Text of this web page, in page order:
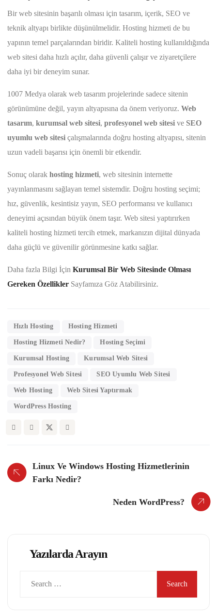
Bir web sitesinin başarılı olması için tasarım, içerik, SEO ve
teknik altyapı birlikte düşünülmelidir. Hosting hizmeti de bu
yapının temel parçalarından biridir. Kaliteli hosting kullanıldığında
web sitesi daha hızlı açılır, daha güvenli çalışır ve ziyaretçilere
daha iyi bir deneyim sunar.
1007 Medya olarak web tasarım projelerinde sadece sitenin
görünümüne değil, yayın altyapısına da önem veriyoruz. Web
tasarım, kurumsal web sitesi, profesyonel web sitesi ve SEO
uyumlu web sitesi çalışmalarında doğru hosting altyapısı, sitenin
uzun vadeli başarısı için önemli bir etkendir.
Sonuç olarak hosting hizmeti, web sitesinin internette
yayınlanmasını sağlayan temel sistemdir. Doğru hosting seçimi;
hız, güvenlik, kesintisiz yayın, SEO performansı ve kullanıcı
deneyimi açısından büyük önem taşır. Web sitesi yaptırırken
kaliteli hosting hizmeti tercih etmek, markanızın dijital dünyada
daha güçlü ve güvenilir görünmesine katkı sağlar.
Daha fazla Bilgi İçin Kurumsal Bir Web Sitesinde Olması
Gereken Özellikler Sayfamıza Göz Atabilirsiniz.
Hızlı Hosting Hosting Hizmeti
Hosting Hizmeti Nedir? Hosting Seçimi
Kurumsal Hosting Kurumsal Web Sitesi
Profesyonel Web Sitesi SEO Uyumlu Web Sitesi
Web Hosting Web Sitesi Yaptırmak
WordPress Hosting
Linux Ve Windows Hosting Hizmetlerinin
Farkı Nedir?
Neden WordPress?
Yazılarda Arayın